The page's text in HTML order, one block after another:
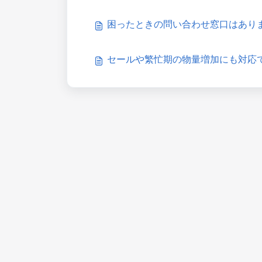
困ったときの問い合わせ窓口はあり
セールや繁忙期の物量増加にも対応